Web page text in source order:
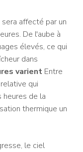
sera affecté par un
De l'aube à
​​élevés, ce qui
dans
varient Entre
qui
heures de la
thermique un
le ciel